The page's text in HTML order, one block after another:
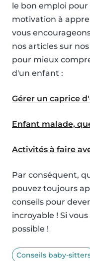
le bon emploi
motivation à
vous
nos articles sur
pour mieux
d'un enfant :
Gérer un caprice
Enfant malade,
Activités à faire
Par conséquent,
pouvez toujours
conseils pour
incroyable ! Si
possible !
Conseils baby-